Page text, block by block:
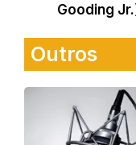
Gooding
Outros